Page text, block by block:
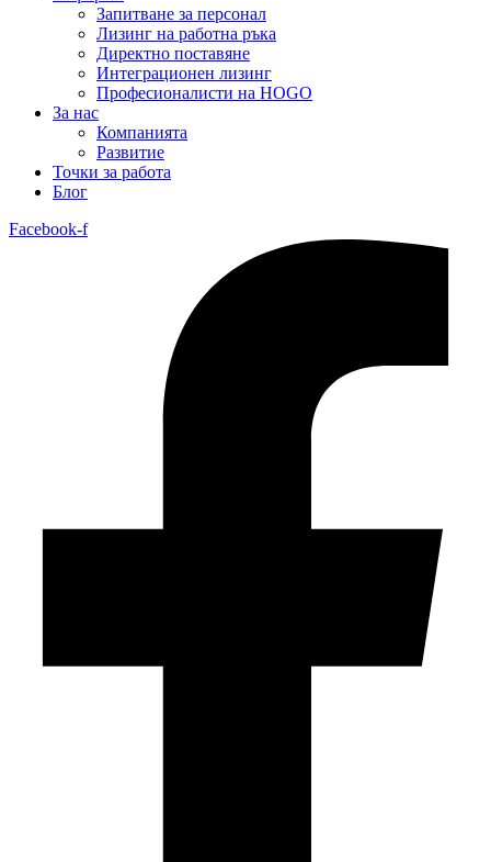
Запитване за персонал
Лизинг на работна ръка
Директно поставяне
Интеграционен лизинг
Професионалисти на HOGO
За нас
Компанията
Развитие
Точки за работа
Блог
Facebook-f